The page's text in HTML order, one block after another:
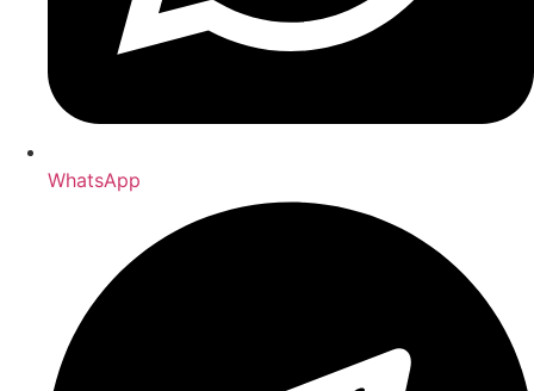
WhatsApp